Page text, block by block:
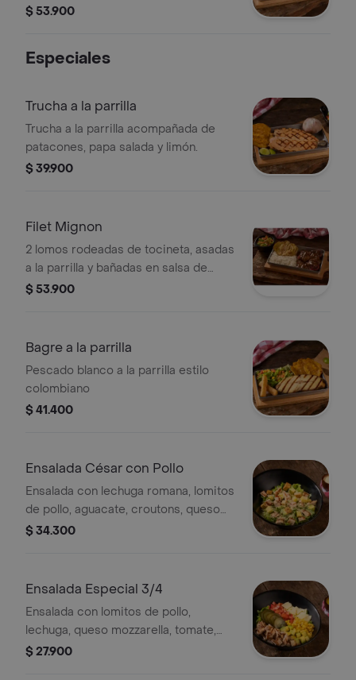
acompañamientos a elección
$ 53.900
Especiales
Trucha a la parrilla
Trucha a la parrilla acompañada de
patacones, papa salada y limón.
$ 39.900
Filet Mignon
2 lomos rodeadas de tocineta, asadas
a la parrilla y bañadas en salsa de
champiñones
$ 53.900
Bagre a la parrilla
Pescado blanco a la parrilla estilo
colombiano
$ 41.400
Ensalada César con Pollo
Ensalada con lechuga romana, lomitos
de pollo, aguacate, croutons, queso
parmesano y vinagreta tipo césar
$ 34.300
Ensalada Especial 3/4
Ensalada con lomitos de pollo,
lechuga, queso mozzarella, tomate,
maíz, aguacate, pepinillo y vinagreta
$ 27.900